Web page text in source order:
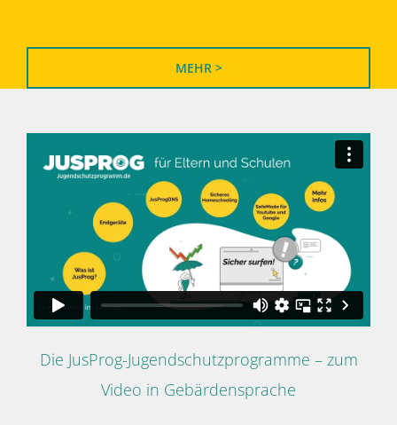
MEHR >
Die JusProg-Jugendschutzprogramme – zum
Video in Gebärdensprache